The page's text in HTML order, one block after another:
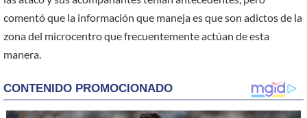
comentó que la información que maneja es que son adictos de la
zona del microcentro que frecuentemente actúan de esta
manera.